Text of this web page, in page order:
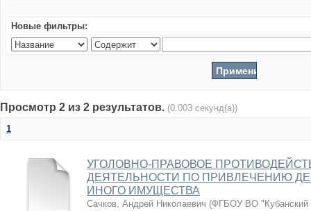
Новые фильтры:
Просмотр 2 из 2 результатов. (0.003 секунд(а))
1
УГОЛОВНО-ПРАВОВОЕ
ДЕЯТЕЛЬНОСТИ ПО ПРИВЛЕЧЕНИЮ
ИНОГО ИМУЩЕСТВА
Сачков, Андрей Николаевич (ФГБОУ ВО "Кубанский